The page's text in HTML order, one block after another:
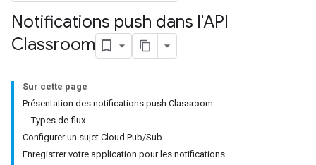
Notifications push dans l'API
Classroom
Sur cette page
Présentation des notifications push Classroom
Types de flux
Configurer un sujet Cloud Pub/Sub
Enregistrer votre application pour les notifications